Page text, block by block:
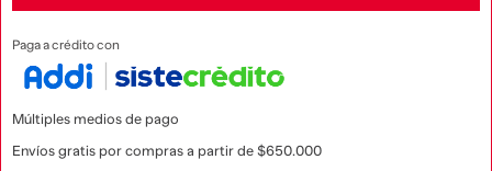
Paga a crédito con
Múltiples medios de pago
Envíos gratis por compras a partir de $650.000